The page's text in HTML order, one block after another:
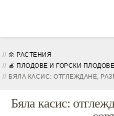
🌼 РАСТЕНИЯ
🍎 ПЛОДОВЕ И ГОРСКИ ПЛОДОВЕ
БЯЛА КАСИС: ОТГЛЕЖДАНЕ,
Бяла касис: